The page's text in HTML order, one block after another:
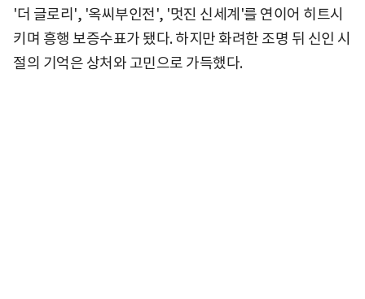
'더 글로리', '옥씨부인전', '멋진 신세계'를 연이어 히트시
키며 흥행 보증수표가 됐다. 하지만 화려한 조명 뒤 신인 시
절의 기억은 상처와 고민으로 가득했다.